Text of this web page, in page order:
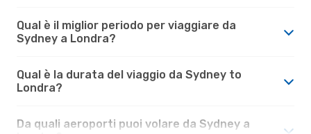
Qual è il miglior periodo per viaggiare da
Sydney a Londra?
Qual è la durata del viaggio da Sydney to
Londra?
Da quali aeroporti puoi volare da Sydney a